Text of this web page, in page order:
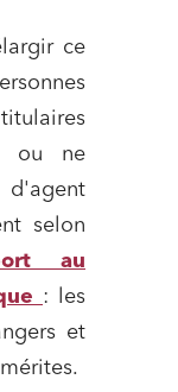
ce
ou ne
selon
au
: les
et